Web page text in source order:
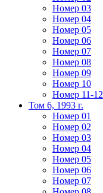
Номер 03
Номер 04
Номер 05
Номер 06
Номер 07
Номер 08
Номер 09
Номер 10
Номер 11-12
Том 6, 1993 г.
Номер 01
Номер 02
Номер 03
Номер 04
Номер 05
Номер 06
Номер 07